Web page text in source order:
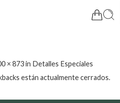
× 873in Detalles Especiales
están actualmente cerrados.